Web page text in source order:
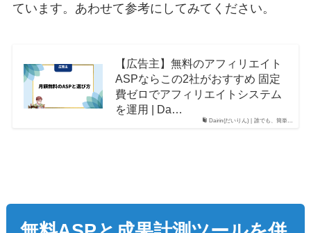
ています。あわせて参考にしてみてください。
Dairin(だいりん) | 誰でも、簡単…
【広告主】無料のアフィリエイト
ASPならこの2社がおすすめ 固定
費ゼロでアフィリエイトシステム
を運用 | Da…